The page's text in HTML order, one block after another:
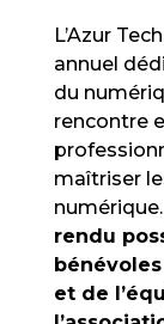
L’Azur
annuel
du
rencontre
maîtriser
numérique.
rendu
et de